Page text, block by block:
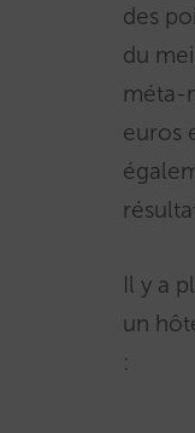
des
du
méta-
euros
Il y a
un
: